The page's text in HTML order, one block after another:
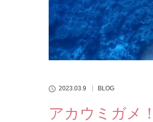
2023.03.9 BLOG
アカウミガメ！